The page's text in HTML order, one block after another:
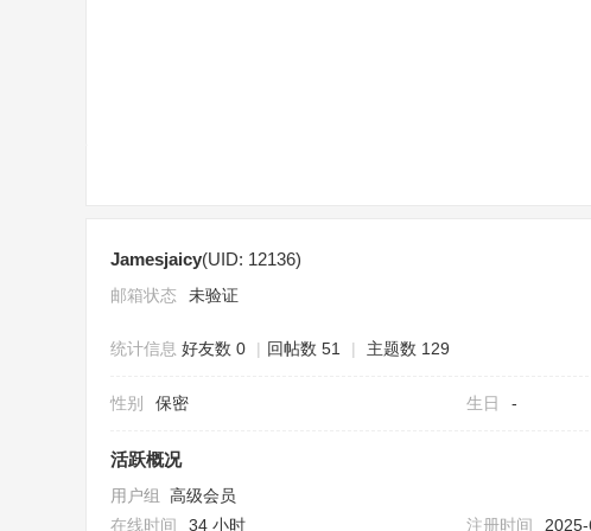
Jamesjaicy(UID: 12136)
邮箱状态 未验证
统计信息 好友数 0 | 回帖数 51 | 主题数 129
性别 保密 生日 -
活跃概况
用户组 高级会员
在线时间
34 小时 注册时间